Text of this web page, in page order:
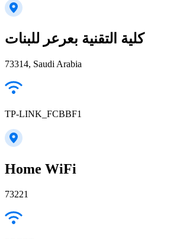
كلية التقنية بعرعر للبنات
73314, Saudi Arabia
TP-LINK_FCBBF1
Home WiFi
73221